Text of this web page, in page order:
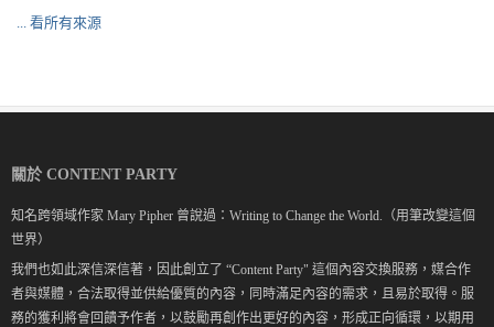
... 看所有來源
關於 CONTENT PARTY
知名跨領域作家 Mary Pipher 曾說過：Writing to Change the World.（用筆改變這個
世界）
我們也如此深信深信著，因此創立了 “Content Party" 這個內容交換服務，媒合作
者與媒體，合法取得並供給優質的內容，同時滿足內容的需求，且易於取得。服
務的獲利將會回饋予作者，以鼓勵再創作出更好的內容，形成正向循環，以期用